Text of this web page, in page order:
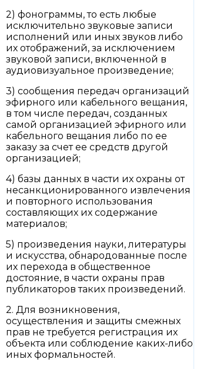
2) фонограммы, то есть любые
исключительно звуковые записи
исполнений или иных звуков либо
их отображений, за исключением
звуковой записи, включенной в
аудиовизуальное произведение;
3) сообщения передач организаций
эфирного или кабельного вещания,
в том числе передач, созданных
самой организацией эфирного или
кабельного вещания либо по ее
заказу за счет ее средств другой
организацией;
4) базы данных в части их охраны от
несанкционированного извлечения
и повторного использования
составляющих их содержание
материалов;
5) произведения науки, литературы
и искусства, обнародованные после
их перехода в общественное
достояние, в части охраны прав
публикаторов таких произведений.
2. Для возникновения,
осуществления и защиты смежных
прав не требуется регистрация их
объекта или соблюдение каких-либо
иных формальностей.